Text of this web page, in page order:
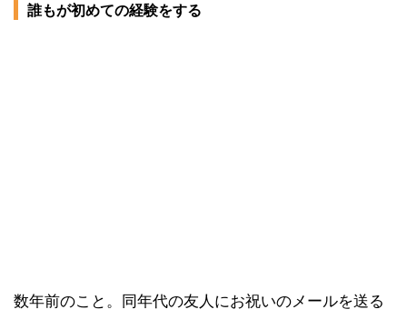
誰もが初めての経験をする
数年前のこと。同年代の友人にお祝いのメールを送る